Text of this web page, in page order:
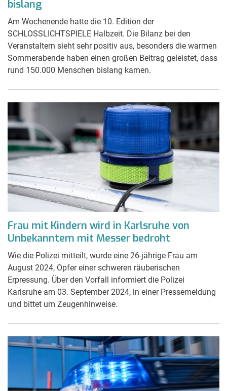
bislang
Am Wochenende hatte die 10. Edition der
SCHLOSSLICHTSPIELE Halbzeit. Die Bilanz bei den
Veranstaltern sieht sehr positiv aus, besonders die warmen
Sommerabende haben einen großen Beitrag geleistet, dass
rund 150.000 Menschen bislang kamen.
Frau mit Kindern wird in Karlsruhe von
Unbekanntem mit Messer bedroht
Wie die Polizei mitteilt, wurde eine 26-jährige Frau am
August 2024, Opfer einer schweren räuberischen
Erpressung. Über den Vorfall informiert die Polizei
Karlsruhe am 03. September 2024, in einer Pressemeldung
und bittet um Zeugenhinweise.